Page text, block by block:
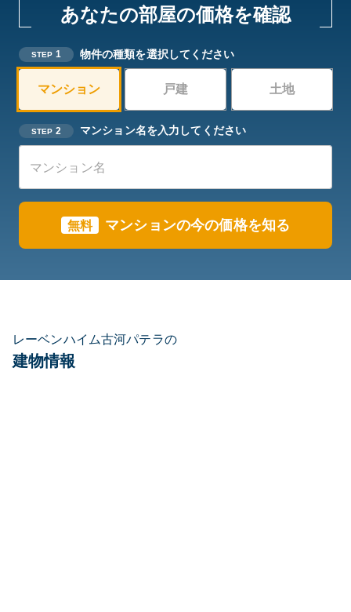
あなたの部屋の価格を確認
STEP 1 物件の種類を選択してください
マンション 戸建 土地
STEP 2 マンション名を入力してください
無料 マンションの今の価格を知る
レーベンハイム古河パテラの
建物情報